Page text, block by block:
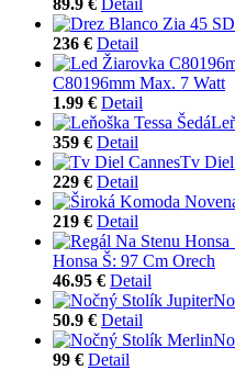
236 € Detail
C80196mm Max. 7 Watt
1.99 € Detail
359 € Detail
Tv Diel
229 € Detail
219 € Detail
Honsa Š: 97 Cm Orech
46.95 € Detail
50.9 € Detail
99 € Detail